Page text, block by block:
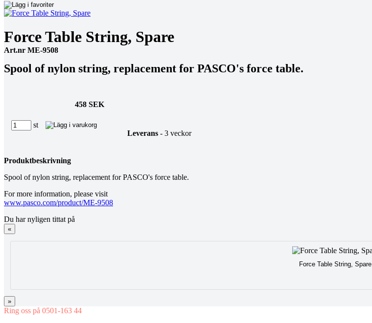
Force Table String, Spare
Art.nr ME-9508
Spool of nylon string, replacement for PASCO's force table.
458 SEK
st
Leverans - 3 veckor
Produktbeskrivning
Spool of nylon string, replacement for PASCO's force table.
For more information, please visit
www.pasco.com/product/ME-9508
Du har nyligen tittat på
«
Force Table String, Spare
»
Ring oss på 0501-163 44